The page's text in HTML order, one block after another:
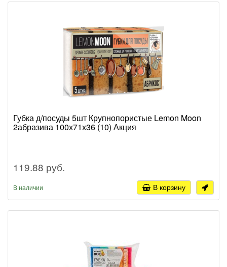
Губка д/посуды 5шт Крупнопористые Lemon Moon
2абразива 100х71х36 (10) Акция
119.88 руб.
В наличии В корзину